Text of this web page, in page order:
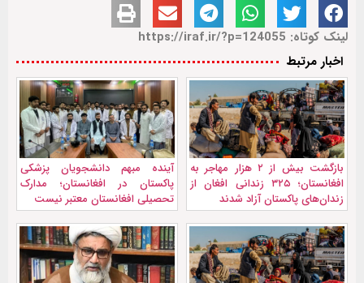
لینک کوتاه: https://iraf.ir/?p=124055
اخبار مرتبط
بازگشت بیش از ۲ هزار مهاجر به
افغانستان؛ ۳۲۵ زندانی افغان از
زندان‌های پاکستان آزاد شدند
آینده مبهم دانشجویان پزشکی
پاکستان در افغانستان؛ مدارک
تحصیلی افغانستان معتبر نیست